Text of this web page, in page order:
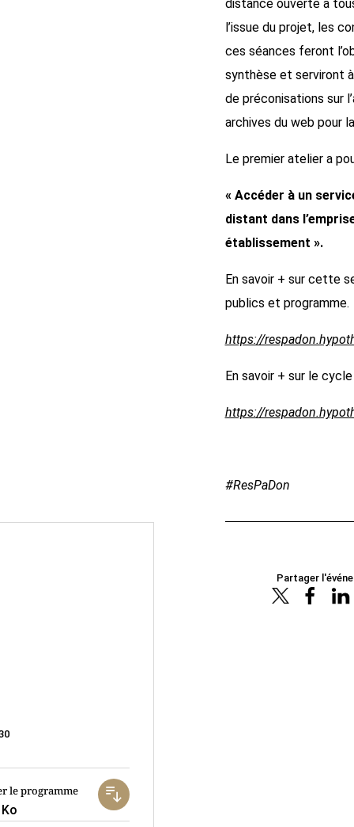
distance ouverte à
l’issue du projet, les
ces séances feront
synthèse et serviront
de préconisations sur
archives du web pour
Le premier atelier a
« Accéder à un
distant dans
établissement ».
En savoir + sur cette
publics et programme.
https://
En savoir + sur le cycle
https://
#ResPaDon
le programme
Partager